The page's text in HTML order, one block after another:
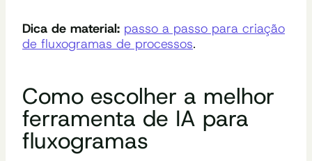
Dica de material: passo a passo para criação
de fluxogramas de processos.
Como escolher a melhor
ferramenta de IA para
fluxogramas